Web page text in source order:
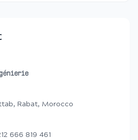
Rabat, Morocco
666 819 461